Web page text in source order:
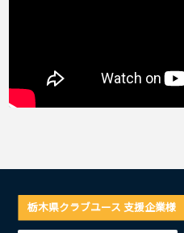
栃木県クラブユース 支援企業様